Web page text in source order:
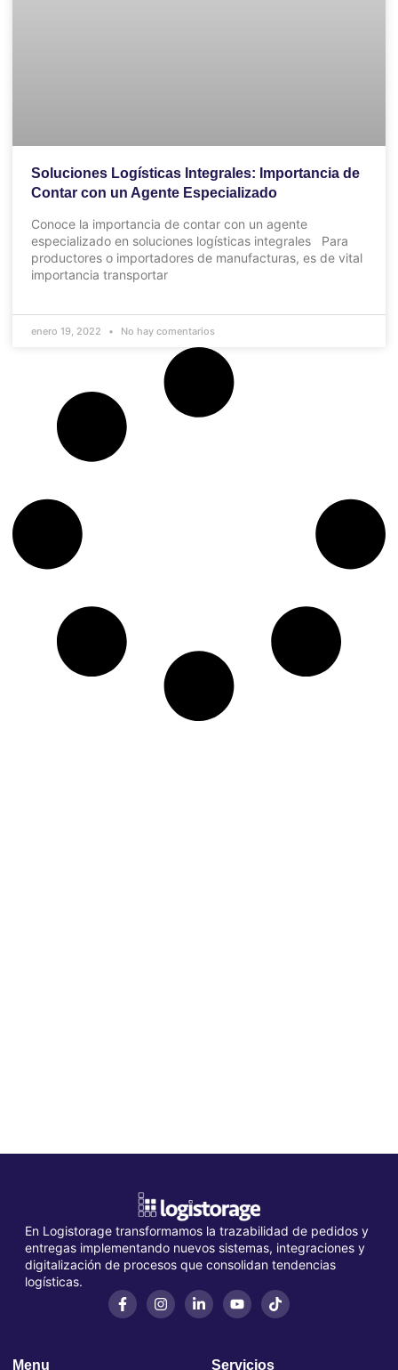
Soluciones Logísticas Integrales: Importancia de
Contar con un Agente Especializado
Conoce la importancia de contar con un agente
especializado en soluciones logísticas integrales Para
productores o importadores de manufacturas, es de vital
importancia transportar
enero 19, 2022 No hay comentarios
En Logistorage transformamos la trazabilidad de pedidos y
entregas implementando nuevos sistemas, integraciones y
digitalización de procesos que consolidan tendencias
logísticas.
Menu Servicios